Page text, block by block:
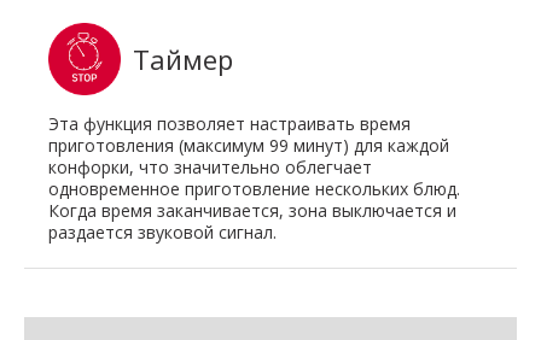
Таймер
Эта функция позволяет настраивать время
приготовления (максимум 99 минут) для каждой
конфорки, что значительно облегчает
одновременное приготовление нескольких блюд.
Когда время заканчивается, зона выключается и
раздается звуковой сигнал.